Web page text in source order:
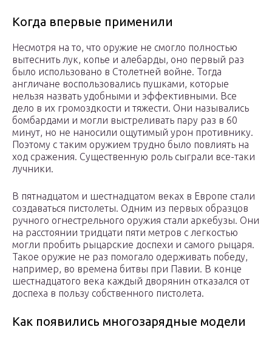
Когда впервые применили
Несмотря на то, что оружие не смогло полностью
вытеснить лук, копье и алебарды, оно первый раз
было использовано в Столетней войне. Тогда
англичане воспользовались пушками, которые
нельзя назвать удобными и эффективными. Все
дело в их громоздкости и тяжести. Они назывались
бомбардами и могли выстреливать пару раз в 60
минут, но не наносили ощутимый урон противнику.
Поэтому с таким оружием трудно было повлиять на
ход сражения. Существенную роль сыграли все-таки
лучники.
В пятнадцатом и шестнадцатом веках в Европе стали
создаваться пистолеты. Одним из первых образцов
ручного огнестрельного оружия стали аркебузы. Они
на расстоянии тридцати пяти метров с легкостью
могли пробить рыцарские доспехи и самого рыцаря.
Такое оружие не раз помогало одерживать победу,
например, во времена битвы при Павии. В конце
шестнадцатого века каждый дворянин отказался от
доспеха в пользу собственного пистолета.
Как появились многозарядные модели